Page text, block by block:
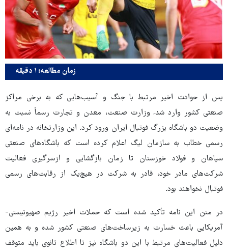
زمان مطالعه: ۱ دقیقه
پس از حوادث اخیر مرتبط با جنگ و آسیب‌هایی که به برخی مراکز
صنعتی کشور وارد شد, وزارت صنعت، معدن و تجارت رسماً نسبت به
وضعیت دو باشگاه بزرگ فوتبال ایران ورود کرد. این وزارتخانه در نامه‌ای
رسمی خطاب به سازمان لیگ اعلام کرده است که باشگاه‌های صنعتی
سپاهان و فولاد خوزستان تا زمان بازگشایی و ازسرگیری فعالیت
شرکت‌های مادر خود، قادر به شرکت در هیچ‌یک از رقابت‌های رسمی
فوتبال نخواهند بود.
در متن این نامه تأکید شده است که حملات اخیر رژیم صهیونیستی-
آمریکایی باعث خسارت‌ به زیرساخت‌های صنعتی کشور شده و به همین
دلیل فعالیت‌های مرتبط با این دو باشگاه نیز تا اطلاع ثانوی باید متوقف